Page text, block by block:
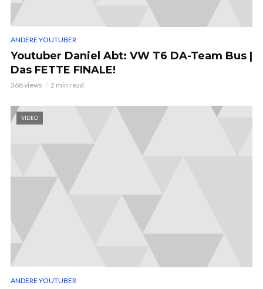
ANDERE YOUTUBER
Youtuber Daniel Abt: VW T6 DA-Team Bus |
Das FETTE FINALE!
368 views 2 min read
VIDEO
ANDERE YOUTUBER